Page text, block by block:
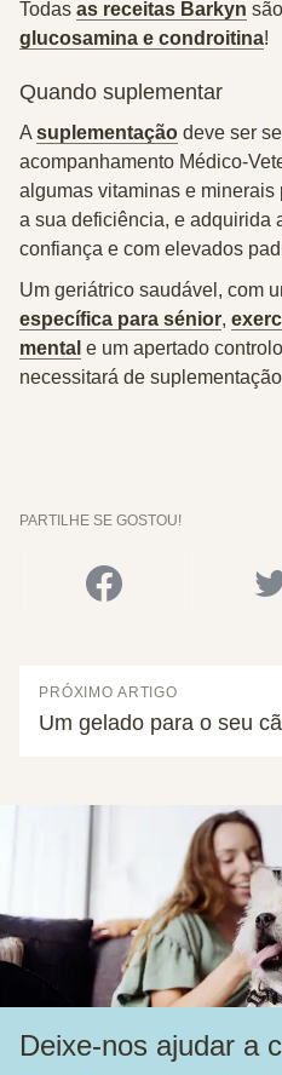
Todas as receitas Barkyn
glucosamina e condroitina!
Quando suplementar
A suplementação deve ser
acompanhamento Médico-
algumas vitaminas e
a sua deficiência, e adquirida
confiança e com elevados
Um geriátrico saudável, com
específica para sénior,
mental e um apertado
necessitará de
PARTILHE SE GOSTOU!
PRÓXIMO ARTIGO
Um gelado para o seu
Deixe-nos ajudar a